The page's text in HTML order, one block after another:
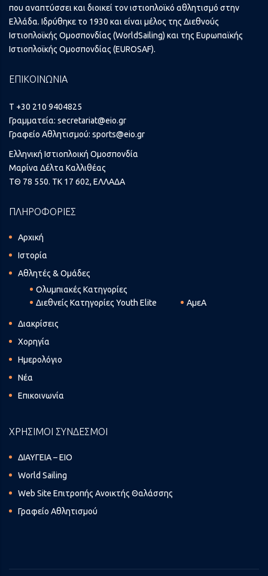
που αναπτύσσει και διοικεί τον ιστιοπλοϊκό αθλητισμό στην
Ελλάδα. Ιδρύθηκε το 1930 και είναι μέλος της Διεθνούς
Ιστιοπλοϊκής Ομοσπονδίας (WorldSailing) και της Ευρωπαϊκής
Ιστιοπλοϊκής Ομοσπονδίας (EUROSAF).
ΕΠΙΚΟΙΝΩΝΙΑ
T +30 210 9404825
Γραμματεία: secretariat@eio.gr
Γραφείο Αθλητισμού: sports@eio.gr
Ελληνική Ιστιοπλοική Ομοσπονδία
Μαρίνα Δέλτα Καλλιθέας
ΤΘ 78 550. ΤΚ 17 602, ΕΛΛΑΔΑ
ΠΛΗΡΟΦΟΡΙΕΣ
Αρχική
Ιστορία
Αθλητές & Ομάδες
Ολυμπιακές Κατηγορίες
Διεθνείς Κατηγορίες Youth Elite
ΑμεΑ
Διακρίσεις
Χορηγία
Ημερολόγιο
Νέα
Επικοινωνία
ΧΡΗΣΙΜΟΙ ΣΥΝΔΕΣΜΟΙ
ΔΙΑΥΓΕΙΑ – ΕΙΟ
World Sailing
Web Site Επιτροπής Ανοικτής Θαλάσσης
Γραφείο Αθλητισμού